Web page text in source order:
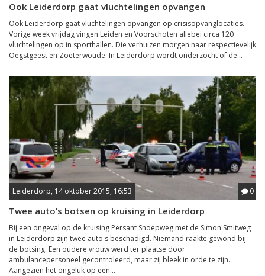
Ook Leiderdorp gaat vluchtelingen opvangen
Ook Leiderdorp gaat vluchtelingen opvangen op crisisopvanglocaties.
Vorige week vrijdag vingen Leiden en Voorschoten allebei circa 120
vluchtelingen op in sporthallen. Die verhuizen morgen naar respectievelijk
Oegstgeest en Zoeterwoude. In Leiderdorp wordt onderzocht of de...
Leiderdorp, 14 oktober 2015, 16:53 0
Twee auto’s botsen op kruising in Leiderdorp
Bij een ongeval op de kruising Persant Snoepweg met de Simon Smitweg
in Leiderdorp zijn twee auto's beschadigd. Niemand raakte gewond bij
de botsing. Een oudere vrouw werd ter plaatse door
ambulancepersoneel gecontroleerd, maar zij bleek in orde te zijn.
Aangezien het ongeluk op een...